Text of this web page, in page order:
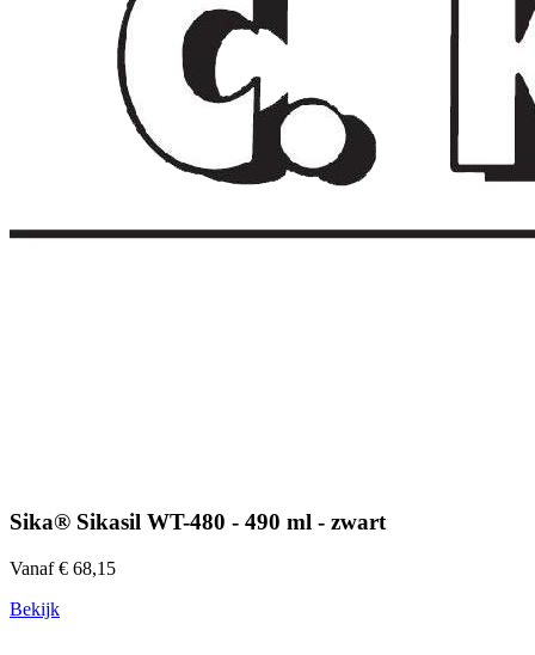
Sika® Sikasil WT-480 - 490 ml - zwart
Vanaf € 68,15
Bekijk